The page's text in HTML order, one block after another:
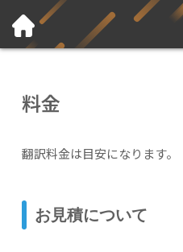
料金
翻訳料金は目安になります。
お見積について